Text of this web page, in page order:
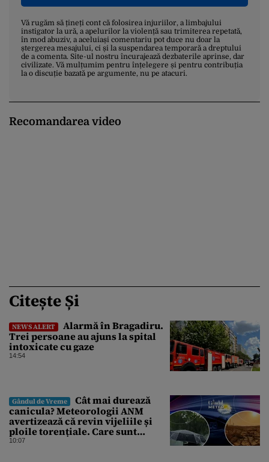
Vă rugăm să țineți cont că folosirea injuriilor, a limbajului
instigator la ură, a apelurilor la violență sau trimiterea repetată,
în mod abuziv, a aceluiași comentariu pot duce nu doar la
ștergerea mesajului, ci și la suspendarea temporară a dreptului
de a comenta. Site-ul nostru încurajează dezbaterile aprinse, dar
civilizate. Vă mulțumim pentru înțelegere și pentru contribuția
la o discuție bazată pe argumente, nu pe atacuri.
Recomandarea video
Citește Și
NEWS ALERT
Alarmă în Bragadiru.
Trei persoane au ajuns la spital
intoxicate cu gaze
14:54
Gândul de Vreme
Cât mai durează
canicula? Meteorologii ANM
avertizează că revin vijeliile și
ploile torențiale. Care sunt
zonele vizate, începând chiar de
10:07